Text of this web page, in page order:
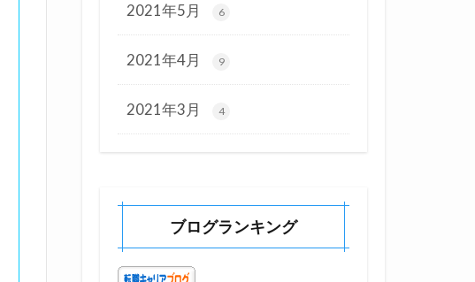
2021年5月 6
2021年4月 9
2021年3月 4
ブログランキング